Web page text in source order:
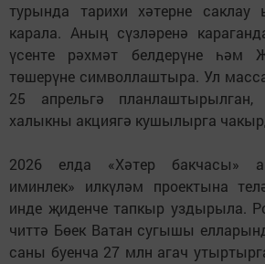
турында тарихи хәтерне
карала. Аның сүзләренә
үсенте рәхмәт белдерүне һәм
төшерүне символлаштыра. Ул
25 апрельгә
халыкны акциягә кушылырга
2026 елда «Хәтер бакчасы»
иминлек» илкүләм проектына
инде җиденче тапкыр уздырыла.
читтә Бөек Ватан сугышы
саны буенча 27 млн агач